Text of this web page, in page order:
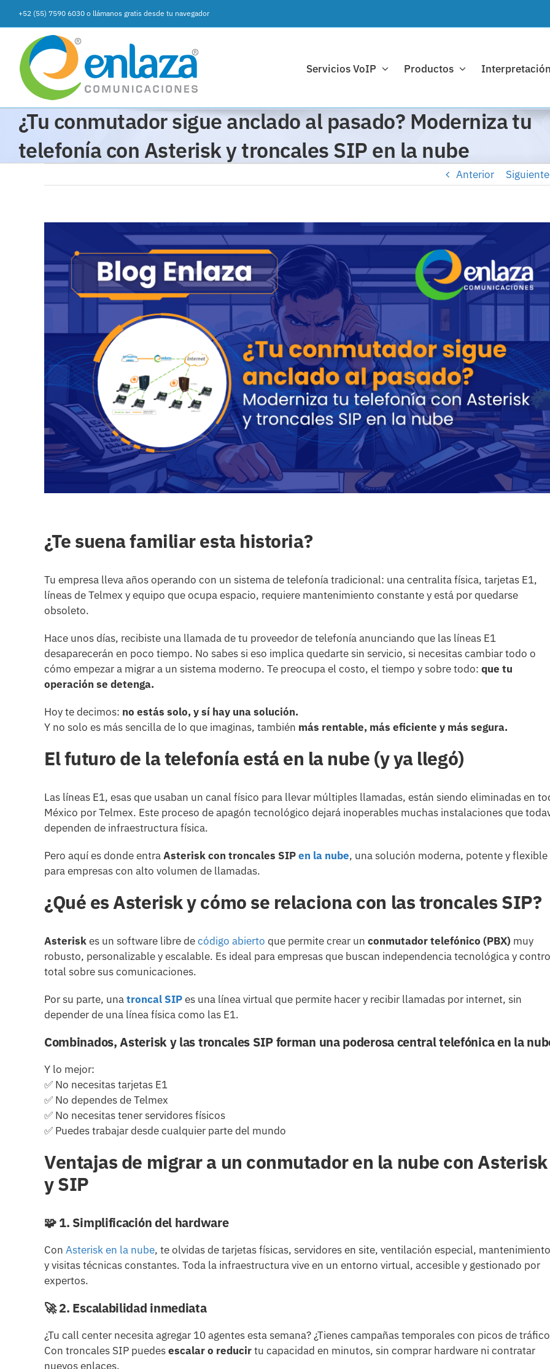
contenido
+52 (55) 7590 6030 o llámanos gratis desde tu navegador
Servicios VoIP Productos
¿Tu conmutador sigue anclado al pasado? Moderniza tu
telefonía con Asterisk y troncales SIP en la nube
Anterior Siguiente
grande
¿Te suena familiar esta historia?
Tu empresa lleva años operando con un sistema de telefonía tradicional: una centralita física, tarjetas E1,
líneas de Telmex y equipo que ocupa espacio, requiere mantenimiento constante y está por quedarse
obsoleto.
Hace unos días, recibiste una llamada de tu proveedor de telefonía anunciando que las líneas E1
desaparecerán en poco tiempo. No sabes si eso implica quedarte sin servicio, si necesitas cambiar todo o
cómo empezar a migrar a un sistema moderno. Te preocupa el costo, el tiempo y sobre todo: que tu
operación se detenga.
Hoy te decimos: no estás solo, y sí hay una solución.
Y no solo es más sencilla de lo que imaginas, también más rentable, más eficiente y más segura.
El futuro de la telefonía está en la nube (y ya llegó)
Las líneas E1, esas que usaban un canal físico para llevar múltiples llamadas, están siendo eliminadas en
México por Telmex. Este proceso de apagón tecnológico dejará inoperables muchas instalaciones que
dependen de infraestructura física.
Pero aquí es donde entraAsterisk con troncales SIPen la nube, una solución moderna, potente y flexible
para empresas con alto volumen de llamadas.
¿Qué es Asterisk y cómo se relaciona con las troncales SIP?
Asteriskes un software libre decódigo abierto que permite crear un conmutador telefónico (PBX) muy
robusto, personalizable y escalable. Es ideal para empresas que buscan independencia tecnológica y
total sobre sus comunicaciones.
Por su parte, unatroncal SIPes una línea virtual que permite hacer y recibir llamadas por internet, sin
depender de una línea física como las E1.
Combinados, Asterisk y las troncales SIP forman una poderosa central telefónica en la
Y lo mejor:
✅ No necesitas tarjetas E1
✅ No dependes de Telmex
✅ No necesitas tener servidores físicos
✅ Puedes trabajar desde cualquier parte del mundo
Ventajas de migrar a un conmutador en la nube con Asterisk
y SIP
🧩1. Simplificación del hardware
Con Asterisk en la nube, te olvidas de tarjetas físicas, servidores en site, ventilación especial,
y visitas técnicas constantes. Toda la infraestructura vive en un entorno virtual, accesible y gestionado por
expertos.
🚀2. Escalabilidad inmediata
¿Tu call center necesita agregar 10 agentes esta semana? ¿Tienes campañas temporales con picos de
Con troncales SIP puedesescalar o reducirtu capacidad en minutos, sin comprar hardware ni contratar
nuevos enlaces.